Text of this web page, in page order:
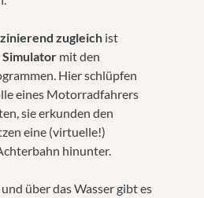
zugleich ist
Simulator mit den
Hier schlüpfen
eines Motorradfahrers
sie erkunden den
eine (virtuelle!)
hinunter.
über das Wasser gibt es